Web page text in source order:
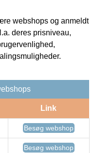
webshops og anmeldt
deres prisniveau,
Link
Besøg webshop
Besøg webshop